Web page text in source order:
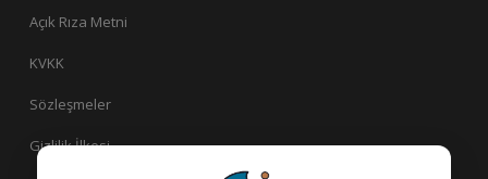
Açık Rıza Metni
KVKK
Sözleşmeler
Gizlilik İlkesi